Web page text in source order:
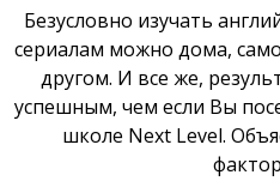
Безусловно изучать
сериалам можно дома,
другом. И все же,
успешным, чем если Вы
школе Next Level.